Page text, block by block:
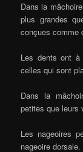
Dans la
plus grandes
conçues comme
Les dents ont à
celles qui sont
Dans la
petites que leurs
Les nageoires
nageoire dorsale.